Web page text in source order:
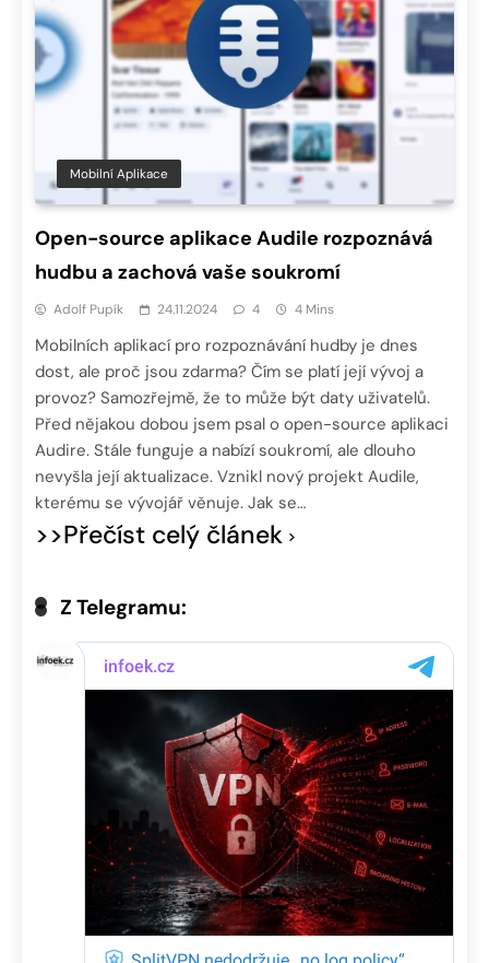
Mobilní Aplikace
Open-source aplikace Audile rozpoznává
hudbu a zachová vaše soukromí
Adolf Pupík 24.11.2024 4 4 Mins
Mobilních aplikací pro rozpoznávání hudby je dnes
dost, ale proč jsou zdarma? Čím se platí její vývoj a
provoz? Samozřejmě, že to může být daty uživatelů.
Před nějakou dobou jsem psal o open-source aplikaci
Audire. Stále funguje a nabízí soukromí, ale dlouho
nevyšla její aktualizace. Vznikl nový projekt Audile,
kterému se vývojář věnuje. Jak se…
>>Přečíst celý článek
Z Telegramu: